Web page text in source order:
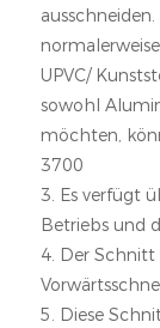
UPVC/
sowohl
möchten,
3700
3. Es verfügt
Betriebs und
4. Der
5. Diese